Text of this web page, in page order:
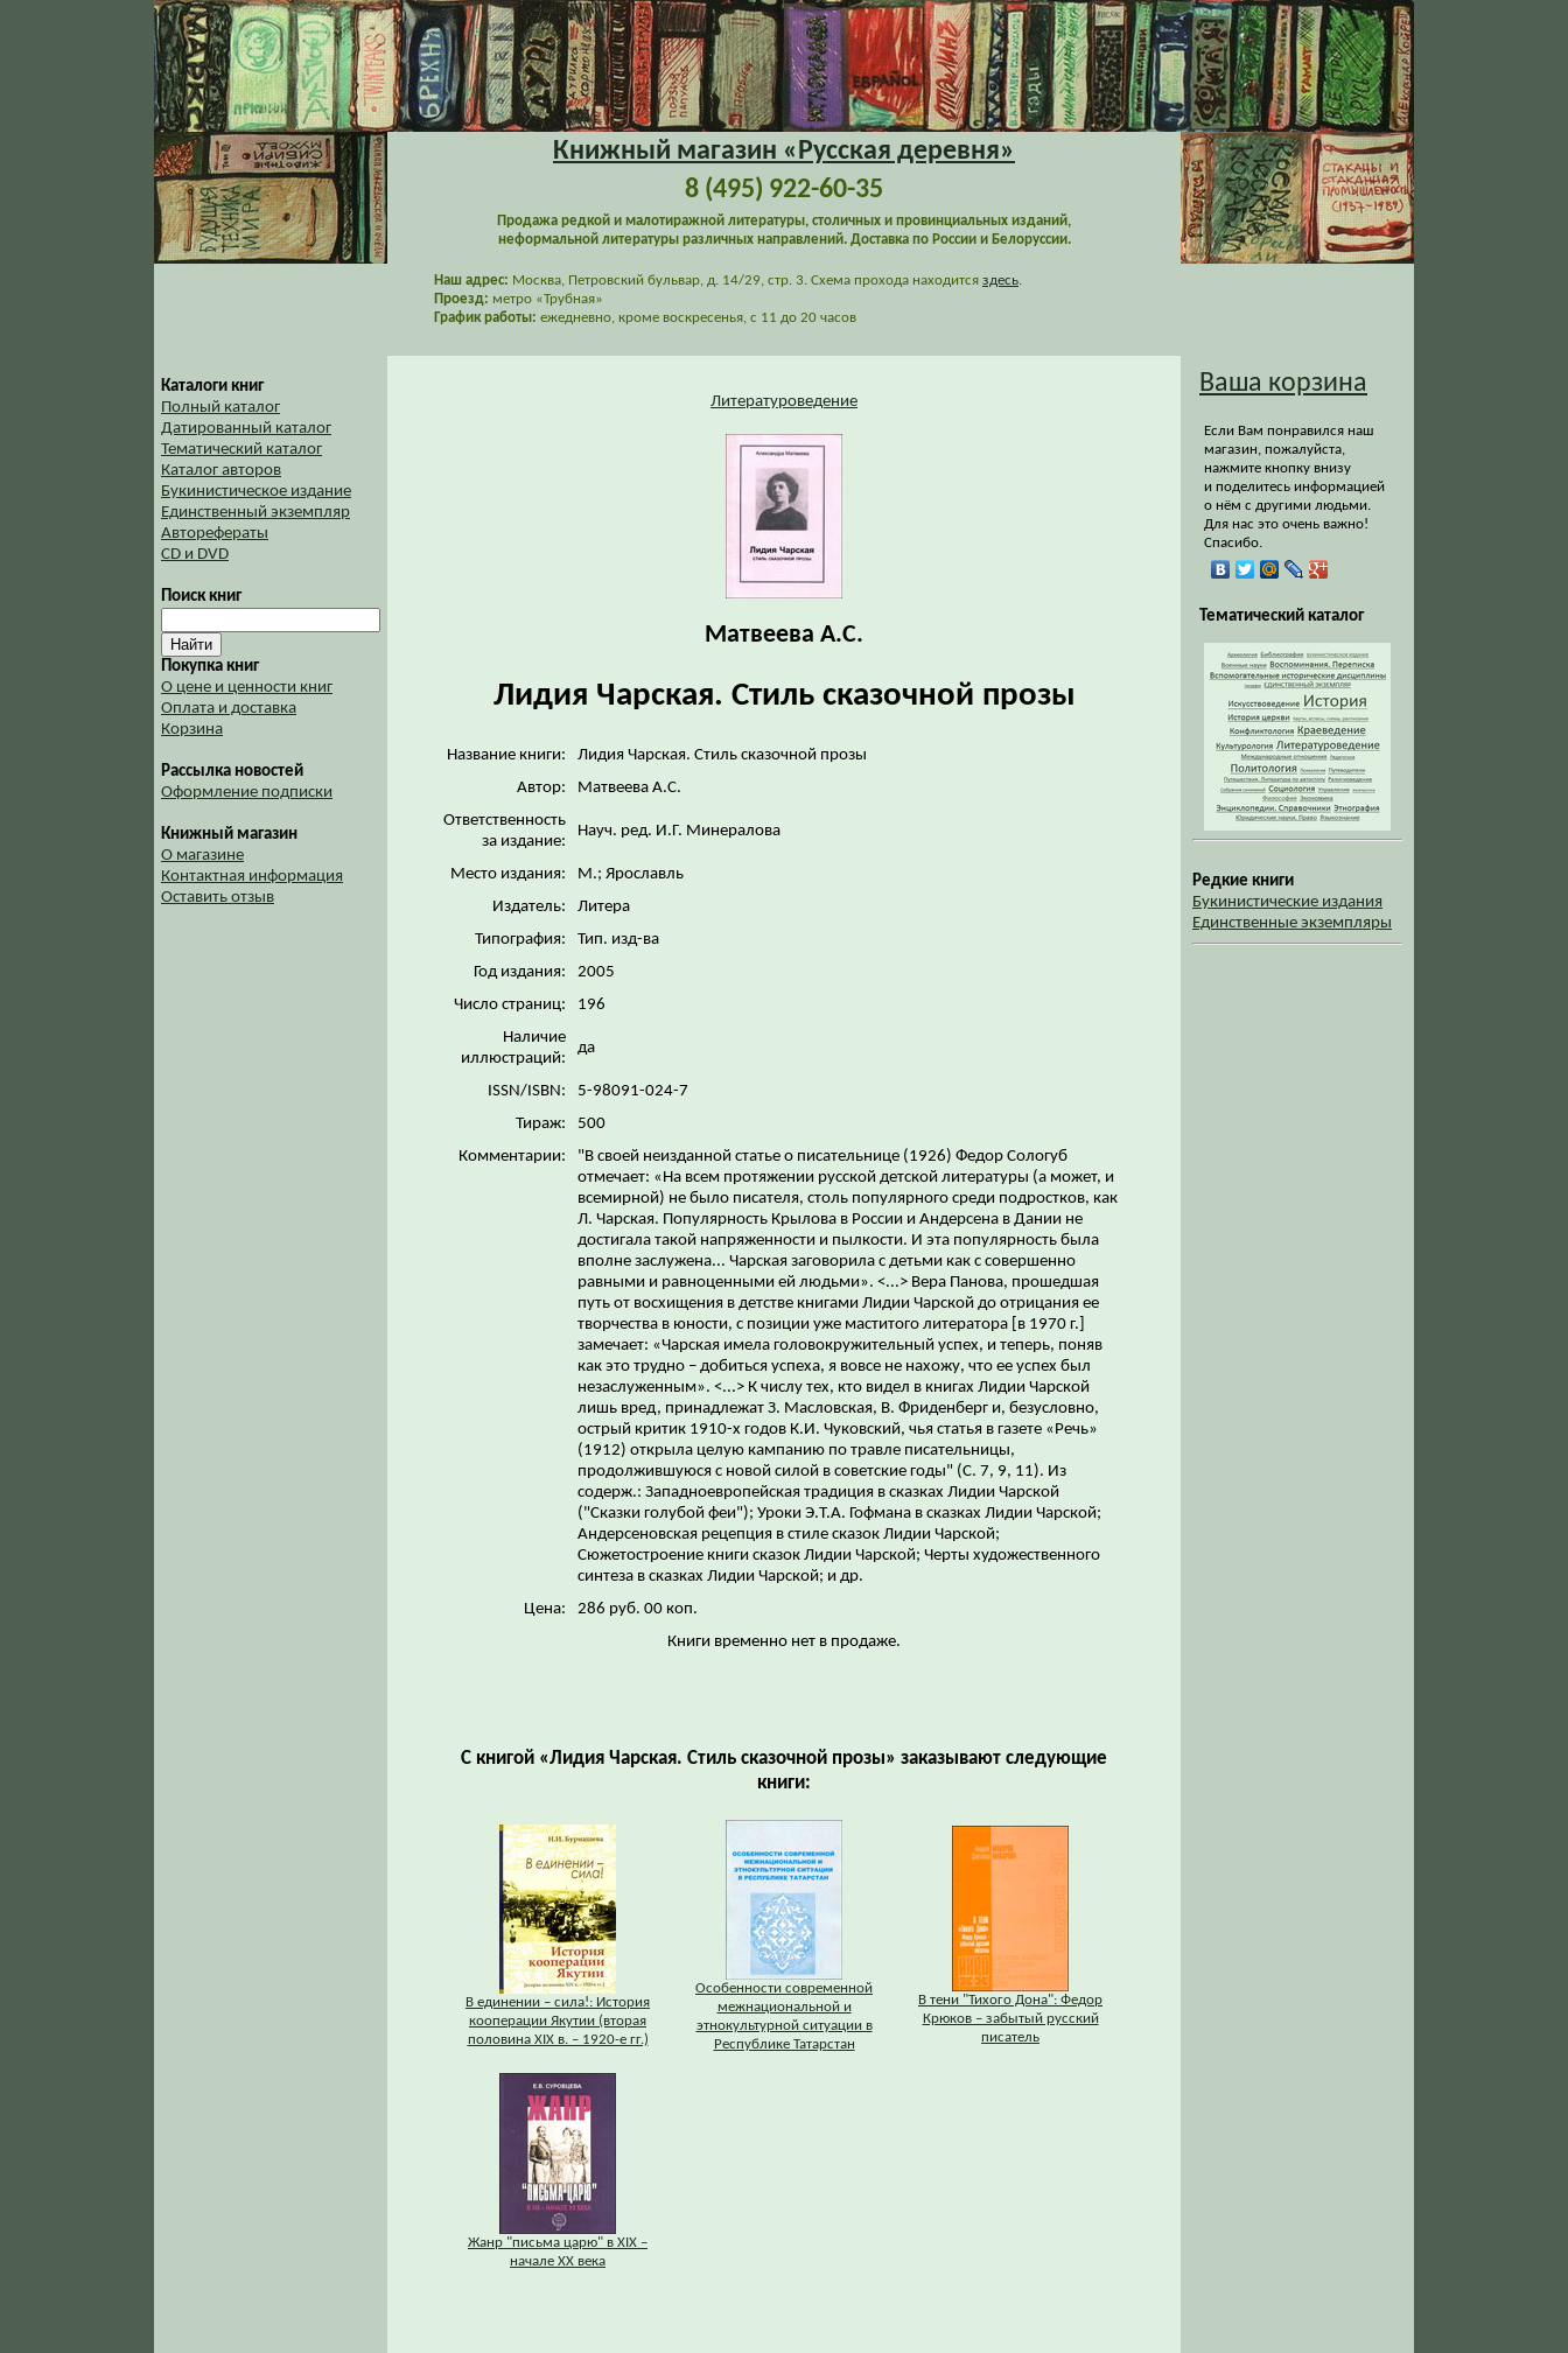
Книжный магазин «Русская деревня»
8 (495) 922-60-35
Продажа редкой и малотиражной литературы, столичных и провинциальных изданий,
неформальной литературы различных направлений. Доставка по России и Белоруссии.
Наш адрес: Москва, Петровский бульвар, д. 14/29, стр. 3. Схема прохода находится здесь.
Проезд: метро «Трубная»
График работы: ежедневно, кроме воскресенья, с 11 до 20 часов
Каталоги книг
Полный каталог
Датированный каталог
Тематический каталог
Каталог авторов
Букинистическое издание
Единственный экземпляр
Авторефераты
CD и DVD
Поиск книг
Покупка книг
О цене и ценности книг
Оплата и доставка
Корзина
Рассылка новостей
Оформление подписки
Книжный магазин
О магазине
Контактная информация
Оставить отзыв
Литературоведение
Матвеева А.С.
Лидия Чарская. Стиль сказочной прозы
Название книги:
Лидия Чарская. Стиль сказочной прозы
Автор:
Матвеева А.С.
Ответственность
за издание:
Науч. ред. И.Г. Минералова
Место издания:
М.; Ярославль
Издатель:
Литера
Типография:
Тип. изд-ва
Год издания:
2005
Число страниц:
196
Наличие
иллюстраций:
да
ISSN/ISBN:
5-98091-024-7
Тираж:
500
Комментарии:
"В своей неизданной статье о писательнице (1926) Федор Сологуб
отмечает: «На всем протяжении русской детской литературы (а может, и
всемирной) не было писателя, столь популярного среди подростков, как
Л. Чарская. Популярность Крылова в России и Андерсена в Дании не
достигала такой напряженности и пылкости. И эта популярность была
вполне заслужена... Чарская заговорила с детьми как с совершенно
равными и равноценными ей людьми». <...> Вера Панова, прошедшая
путь от восхищения в детстве книгами Лидии Чарской до отрицания ее
творчества в юности, с позиции уже маститого литератора [в 1970 г.]
замечает: «Чарская имела головокружительный успех, и теперь, поняв
как это трудно – добиться успеха, я вовсе не нахожу, что ее успех был
незаслуженным». <...> К числу тех, кто видел в книгах Лидии Чарской
лишь вред, принадлежат З. Масловская, В. Фриденберг и, безусловно,
острый критик 1910-х годов К.И. Чуковский, чья статья в газете «Речь»
(1912) открыла целую кампанию по травле писательницы,
продолжившуюся с новой силой в советские годы" (С. 7, 9, 11). Из
содерж.: Западноевропейская традиция в сказках Лидии Чарской
("Сказки голубой феи"); Уроки Э.Т.А. Гофмана в сказках Лидии Чарской;
Андерсеновская рецепция в стиле сказок Лидии Чарской;
Сюжетостроение книги сказок Лидии Чарской; Черты художественного
синтеза в сказках Лидии Чарской; и др.
Цена:
286 руб. 00 коп.
Книги временно нет в продаже.
С книгой «Лидия Чарская. Стиль сказочной прозы» заказывают следующие
книги:
В единении – сила!: История
кооперации Якутии (вторая
половина XIX в. – 1920-е гг.)
Особенности современной
межнациональной и
этнокультурной ситуации в
Республике Татарстан
В тени "Тихого Дона": Федор
Крюков – забытый русский
писатель
Жанр "письма царю" в XIX –
начале ХХ века
Ваша корзина
Если Вам понравился наш
магазин, пожалуйста,
нажмите кнопку внизу
и поделитесь информацией
о нём с другими людьми.
Для нас это очень важно!
Спасибо.
Тематический каталог
Редкие книги
Букинистические издания
Единственные экземпляры